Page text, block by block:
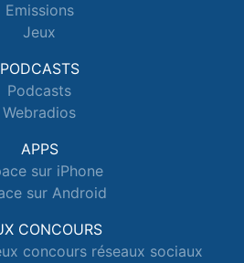
Emissions
Jeux
PODCASTS
Podcasts
Webradios
APPS
sur iPhone
sur Android
CONCOURS
concours réseaux sociaux